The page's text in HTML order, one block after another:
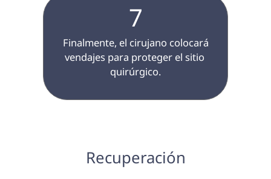
7
vendajes para proteger el sitio
quirúrgico.
Recuperación